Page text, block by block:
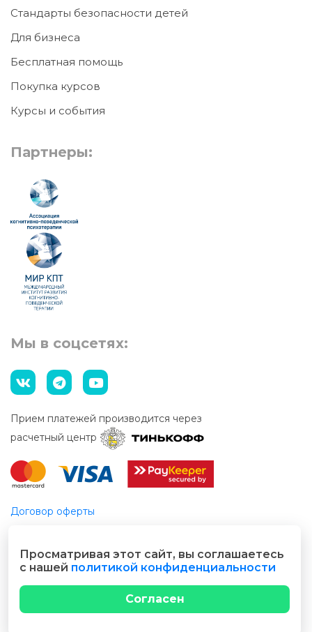
Стандарты безопасности детей
Для бизнеса
Бесплатная помощь
Покупка курсов
Курсы и события
Партнеры:
Мы в соцсетях:
Прием платежей производится через
расчетный центр
Договор оферты
© 2026 Все права защищены
Разработано cubecode.ru
Просматривая этот сайт, вы соглашаетесь
с нашей политикой конфиденциальности
Согласен